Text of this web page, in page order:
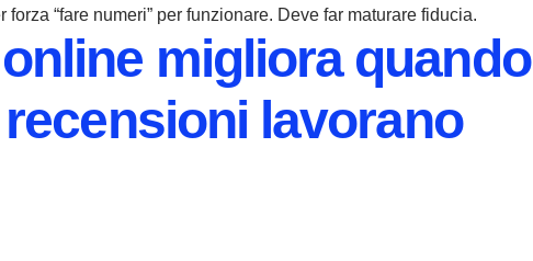
“fare numeri” per funzionare. Deve far maturare fiducia.
migliora quando
lavorano